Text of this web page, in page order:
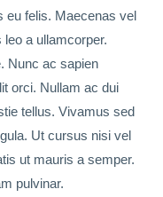
eu felis. Maecenas vel
leo a ullamcorper.
Nunc ac sapien
orci. Nullam ac dui
tellus. Vivamus sed
Ut cursus nisi vel
ut mauris a semper.
pulvinar.